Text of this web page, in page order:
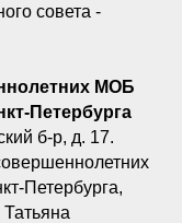
совета -
МОБ
Петербурга
б-р, д. 17.
Петербурга,